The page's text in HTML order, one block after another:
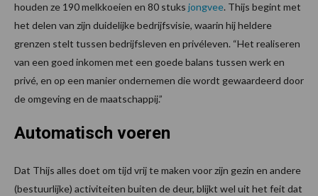
houden ze 190 melkkoeien en 80 stuks jongvee. Thijs begint met
het delen van zijn duidelijke bedrijfsvisie, waarin hij heldere
grenzen stelt tussen bedrijfsleven en privéleven. “Het realiseren
van een goed inkomen met een goede balans tussen werk en
privé, en op een manier ondernemen die wordt gewaardeerd door
de omgeving en de maatschappij.”
Automatisch voeren
Dat Thijs alles doet om tijd vrij te maken voor zijn gezin en andere
(bestuurlijke) activiteiten buiten de deur, blijkt wel uit het feit dat